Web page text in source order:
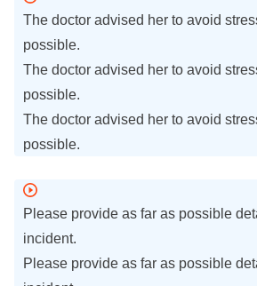
The doctor advised her to avoid
possible.
The doctor advised her to avoid
possible.
The doctor advised her to avoid
possible.
Please provide as far as possible
incident.
Please provide as far as possible